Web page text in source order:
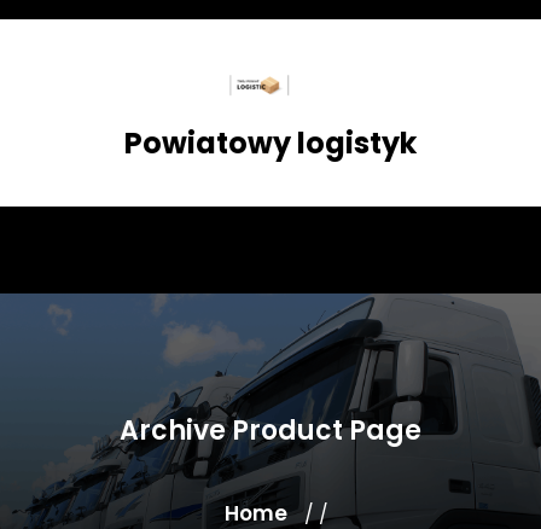
Skip
Powiatowy logistyk
Archive Product Page
Home / /